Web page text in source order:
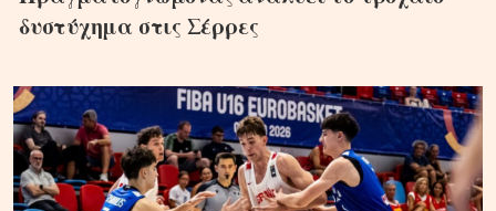
δυστύχημα στις Σέρρες